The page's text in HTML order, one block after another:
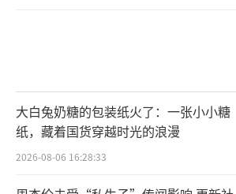
大白兔奶糖的包装纸火了：一张小小糖
纸，藏着国货穿越时光的浪漫
2026-08-06 16:28:33